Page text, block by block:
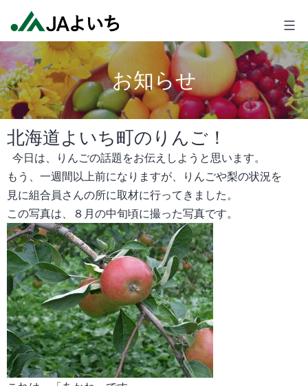
テ
ン
ツ
へ
ス
キ
プ
よ
い
ち
お知らせ
北海道よいち町のりんご！
今日は、りんごの話題をお伝えしようと思います。
もう、一週間以上前になりますが、りんごや梨の状況を
見に組合員さんの所に取材に行ってきました。
この写真は、８月の中旬頃に撮った写真です。